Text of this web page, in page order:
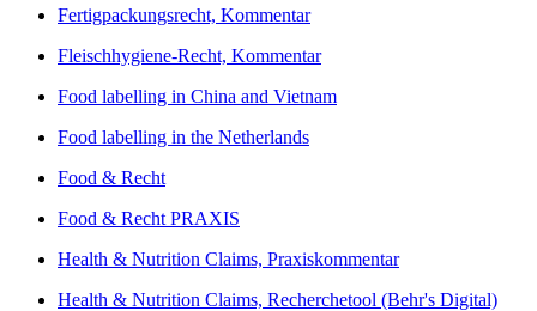
Fertigpackungsrecht, Kommentar
Fleischhygiene-Recht, Kommentar
Food labelling in China and Vietnam
Food labelling in the Netherlands
Food & Recht
Food & Recht PRAXIS
Health & Nutrition Claims, Praxiskommentar
Health & Nutrition Claims, Recherchetool (Behr's Digital)